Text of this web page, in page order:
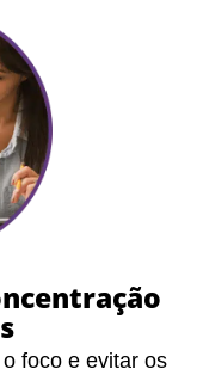
foco e evitar os